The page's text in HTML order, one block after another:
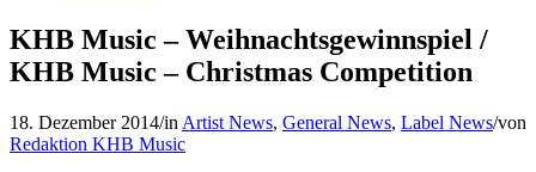
KHB Music – Weihnachtsgewinnspiel /
KHB Music – Christmas Competition
18. Dezember 2014/in Artist News, General News, Label News/von
Redaktion KHB Music